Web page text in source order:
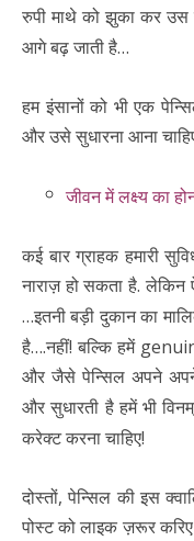
रुपी माथे को झुका कर उस
आगे बढ़ जाती है…
हम इंसानों को भी एक
और उसे सुधारना आना
जीवन में लक्ष्य का
कई बार ग्राहक हमारी
नाराज़ हो सकता है.
…इतनी बड़ी दुकान का
है….नहीं! बल्कि हमें
और जैसे पेन्सिल अपने अपने
और सुधारती है हमें भी
करेक्ट करना चाहिए!
दोस्तों, पेन्सिल की इस
पोस्ट को लाइक ज़रूर